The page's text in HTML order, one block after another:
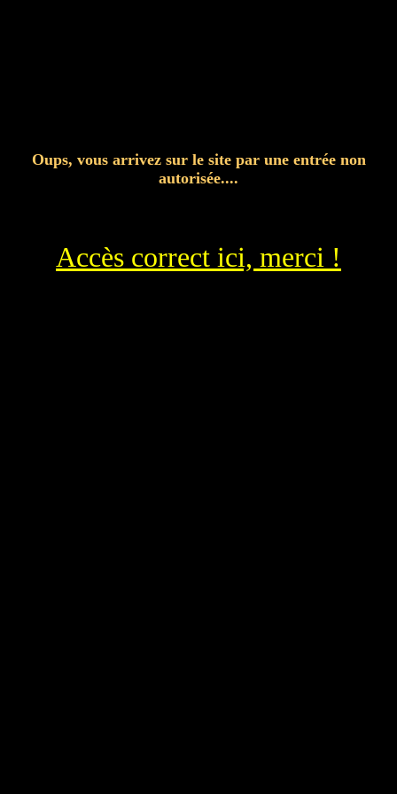
Oups, vous arrivez sur le site par une entrée non
autorisée....
Accès correct ici, merci !